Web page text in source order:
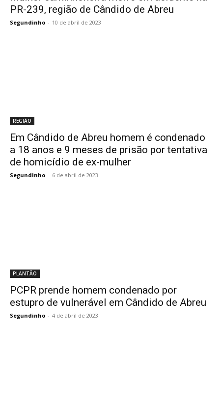
PR-239, região de Cândido de Abreu
Segundinho - 10 de abril de 2023
REGIÃO
Em Cândido de Abreu homem é condenado
a 18 anos e 9 meses de prisão por tentativa
de homicídio de ex-mulher
Segundinho - 6 de abril de 2023
PLANTÃO
PCPR prende homem condenado por
estupro de vulnerável em Cândido de Abreu
Segundinho - 4 de abril de 2023